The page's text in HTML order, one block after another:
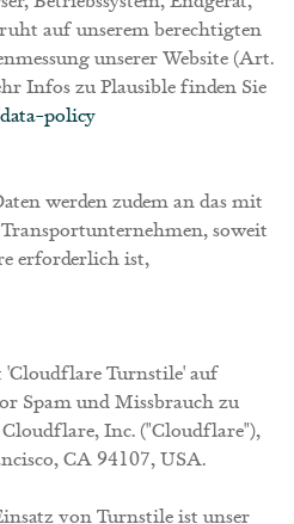
auf unserem berechtigten
unserer Website (Art.
Infos zu Plausible finden Sie
policy
werden zudem an das mit
soweit
erforderlich ist,
'Cloudflare Turnstile' auf
Spam und Missbrauch zu
Inc. ("Cloudflare"),
CA 94107, USA.
von Turnstile ist unser